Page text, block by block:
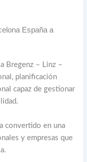
España a
Bregenz – Linz –
planificación
capaz de gestionar
convertido en una
y empresas que